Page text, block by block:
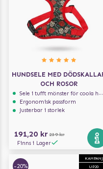
HUNDSELE MED
OCH ROSOR
Sele i tufft mönster för coola hundar
Ergonomisk passform
Justerbar i storlek
191,20 kr 239 kr
Finns i Lager
KAMPANJ
UP20
-20%